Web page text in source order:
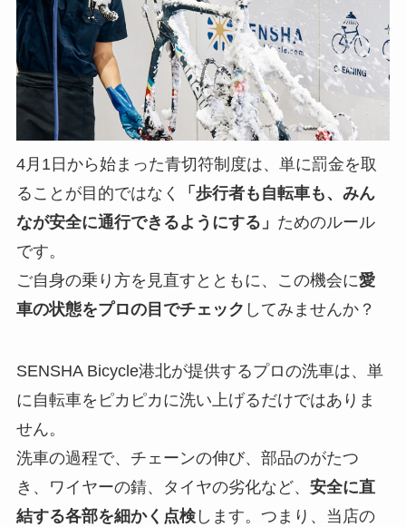
4月1日から始まった青切符制度は、単に罰金を取
ることが目的ではなく
「歩行者も自転車も、みん
なが安全に通行できるようにする」 ためのルール
です。
ご自身の乗り方を見直すとともに、この機会に愛
車の状態をプロの目でチェック してみませんか？
SENSHA Bicycle港北が提供するプロの洗車は、単
に自転車をピカピカに洗い上げるだけではありま
せん。
洗車の過程で、チェーンの伸び、部品のがたつ
き、ワイヤーの錆、タイヤの劣化など、 安全に直
結する各部を細かく点検します。つまり、当店の